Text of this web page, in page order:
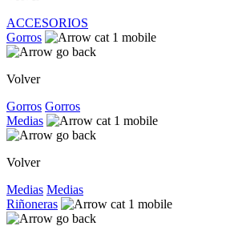
ACCESORIOS
Gorros
Volver
Gorros Gorros
Medias
Volver
Medias Medias
Riñoneras